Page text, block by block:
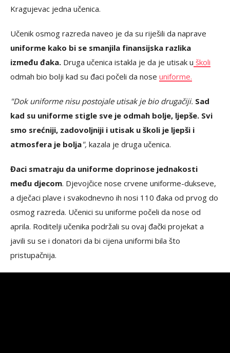
Kragujevac jedna učenica.
Učenik osmog razreda naveo je da su riješili da naprave
uniforme kako bi se smanjila finansijska razlika
između đaka. Druga učenica istakla je da je utisak u školi
odmah bio bolji kad su đaci počeli da nose uniforme.
"Dok uniforme nisu postojale utisak je bio drugačiji. Sad
kad su uniforme stigle sve je odmah bolje, ljepše. Svi
smo srećniji, zadovoljniji i utisak u školi je ljepši i
atmosfera je bolja", kazala je druga učenica.
Đaci smatraju da uniforme doprinose jednakosti
među djecom. Djevojčice nose crvene uniforme-dukseve,
a dječaci plave i svakodnevno ih nosi 110 đaka od prvog do
osmog razreda. Učenici su uniforme počeli da nose od
aprila. Roditelji učenika podržali su ovaj đački projekat a
javili su se i donatori da bi cijena uniformi bila što
pristupačnija.